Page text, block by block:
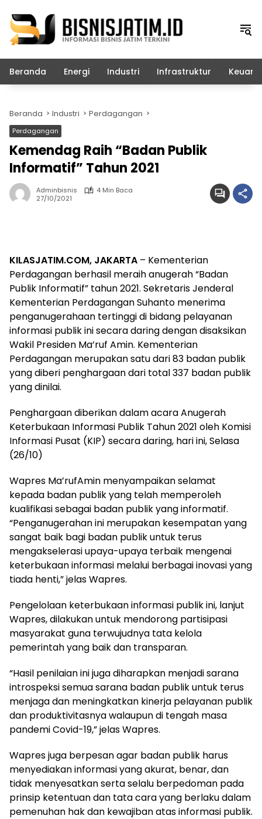
konten
Beranda Energi Industri Infrastruktur
Beranda Industri Perdagangan
Perdagangan
Kemendag Raih “Badan Publik
Informatif” Tahun 2021
Adminbisnis
4 Min Baca
27/10/2021
KILASJATIM.COM, JAKARTA – Kementerian
Perdagangan berhasil meraih anugerah “Badan
Publik Informatif” tahun 2021. Sekretaris Jenderal
Kementerian Perdagangan Suhanto menerima
penganugerahaan tertinggi di bidang pelayanan
informasi publik ini secara daring dengan disaksikan
Wakil Presiden Ma’ruf Amin. Kementerian
Perdagangan merupakan satu dari 83 badan publik
yang diberi penghargaan dari total 337 badan publik
yang dinilai.
Penghargaan diberikan dalam acara Anugerah
Keterbukaan Informasi Publik Tahun 2021 oleh Komisi
Informasi Pusat (KIP) secara daring, hari ini, Selasa
(26/10)
Wapres Ma’rufAmin menyampaikan selamat
kepada badan publik yang telah memperoleh
kualifikasi sebagai badan publik yang informatif.
“Penganugerahan ini merupakan kesempatan yang
sangat baik bagi badan publik untuk terus
mengakselerasi upaya-upaya terbaik mengenai
keterbukaan informasi melalui berbagai inovasi yang
tiada henti,” jelas Wapres.
Pengelolaan keterbukaan informasi publik ini, lanjut
Wapres, dilakukan untuk mendorong partisipasi
masyarakat guna terwujudnya tata kelola
pemerintah yang baik dan transparan.
“Hasil penilaian ini juga diharapkan menjadi sarana
introspeksi semua sarana badan publik untuk terus
menjaga dan meningkatkan kinerja pelayanan publik
dan produktivitasnya walaupun di tengah masa
pandemi Covid-19,” jelas Wapres.
Wapres juga berpesan agar badan publik harus
menyediakan informasi yang akurat, benar, dan
tidak menyesatkan serta selalu berpedoman pada
prinsip ketentuan dan tata cara yang berlaku dalam
pemenuhan hak dan kewajiban atas informasi publik.